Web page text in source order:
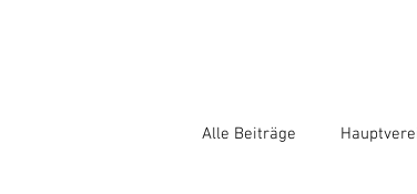
Alle Beiträge